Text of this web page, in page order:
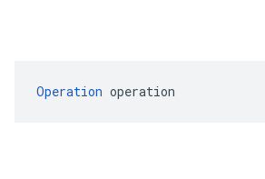
Operation operation